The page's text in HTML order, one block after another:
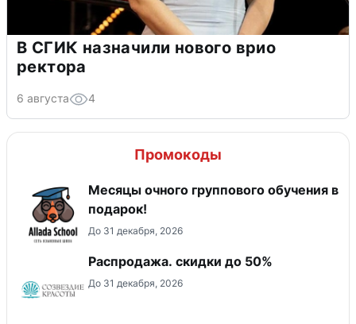
В СГИК назначили нового врио
ректора
6 августа 4
Промокоды
Месяцы очного группового обучения в
подарок!
До 31 декабря, 2026
Распродажа. скидки до 50%
До 31 декабря, 2026